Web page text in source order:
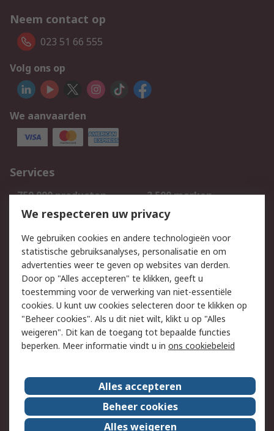
Neem contact op
023 51 66 555
Volg ons op
We aanvaarden
Services
750.000 producten
2.500 merken
Bestellen
Inkoopoplossingen
Track & Trace
Wettelijk
Cookiebeleid
Email veiligheid
Privacybeleid
Websitevoorwaarden
Algemene
verkoopvoorwaarden
Over RS
RS Group
Over ons
RS wereldwijd
Werken bij RS
We respecteren uw privacy
We gebruiken cookies en andere technologieën voor
statistische gebruiksanalyses, personalisatie en om
advertenties weer te geven op websites van derden.
Door op "Alles accepteren" te klikken, geeft u
toestemming voor de verwerking van niet-essentiële
cookies. U kunt uw cookies selecteren door te klikken op
"Beheer cookies". Als u dit niet wilt, klikt u op "Alles
weigeren". Dit kan de toegang tot bepaalde functies
beperken. Meer informatie vindt u in ons cookiebeleid
Alles accepteren
Beheer cookies
Alles weigeren